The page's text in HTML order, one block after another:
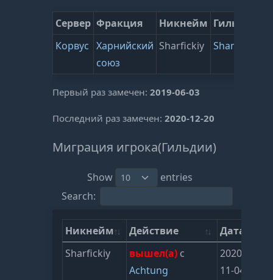
Сервер Фракция Никнейм Гильдия
Корвус
Харнийский
союз
Sharfickiy Shameless
Первый раз замечен:2019-06-03
Последний раз замечен:2020-12-20
Миграция игрока(Гильдии)
Show
entries
Search:
Никнейм Действие
Дата
Sharfickiy
вышел(а) с
Achtung
2020-
11-04